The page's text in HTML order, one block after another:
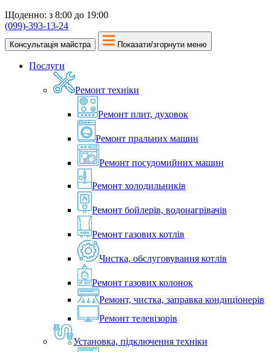
Щоденно: з 8:00 до 19:00
(099)-393-13-24
Консультація майстра Показати/згорнути меню
Послуги
Ремонт техніки
Ремонт плит, духовок
Ремонт пральних машин
Ремонт посудомийних машин
Ремонт холодильників
Ремонт бойлерів, водонагрівачів
Ремонт газових котлів
Чистка, обслуговування котлів
Ремонт газових колонок
Ремонт, чистка, заправка кондиціонерів
Ремонт телевізорів
Установка, підключення техніки